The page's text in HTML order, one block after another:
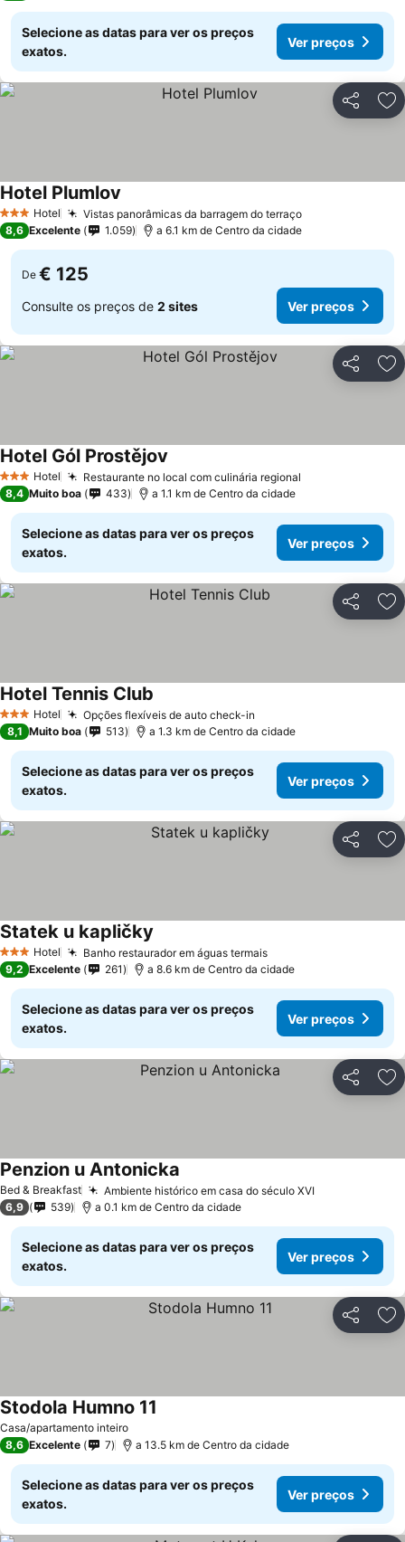
Selecione as datas para ver os preços
exatos.
Ver preços
Partilhar
3 EstrelasHotel Vistas panorâmicas da barragem do terraçoVer preços
Hotel Plumlov
8,6 Excelente 1.059 a 6.1 km de Centro da cidade
De € 125
Consulte os preços de 2 sites Ver preços
Partilhar
3 EstrelasHotel Restaurante no local com culinária regional
Hotel Gól Prostějov
8,4 Muito boa 433 a 1.1 km de Centro da cidade
Selecione as datas para ver os preços
exatos.
Ver preços
Partilhar
3 EstrelasHotel Opções flexíveis de auto check-in
Hotel Tennis Club
8,1 Muito boa 513 a 1.3 km de Centro da cidade
Selecione as datas para ver os preços
exatos.
Ver preços
Partilhar
3 EstrelasHotel Banho restaurador em águas termaisVer preços
Statek u kapličky
9,2 Excelente 261 a 8.6 km de Centro da cidade
Selecione as datas para ver os preços
exatos.
Ver preços
Partilhar
Bed & Breakfast Ambiente histórico em casa do século XVIVer preços
Penzion u Antonicka
6,9 539 a 0.1 km de Centro da cidade
Selecione as datas para ver os preços
exatos.
Ver preços
Partilhar
Casa/apartamento inteiro
Stodola Humno 11
8,6 Excelente 7 a 13.5 km de Centro da cidade
Selecione as datas para ver os preços
exatos.
Ver preços